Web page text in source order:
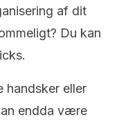
af dit
Du kan
handsker eller
endda være